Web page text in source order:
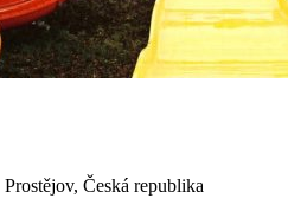
Česká republika